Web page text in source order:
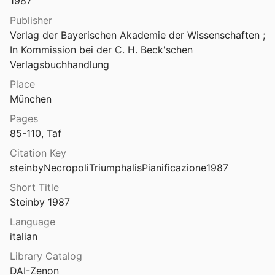
Ameglia
Bitia-I
et al.
La necropoli di Capestrano, scavi d'Ercole 2003-2009 1. 1.
Capestrano. Nota preliminare
Publisher
Verlag der Bayerischen Akademie der Wissenschaften ;
In Kommission bei der C. H. Beck'schen
Verlagsbuchhandlung
Place
München
Pages
85-110, Taf
Citation Key
steinbyNecropoliTriumphalisPianificazione1987
Short Title
Steinby 1987
Language
italian
Library Catalog
DAI-Zenon